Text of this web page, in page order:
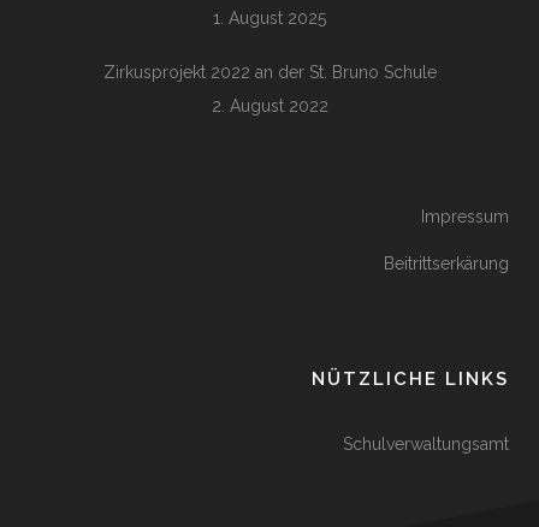
1. August 2025
Zirkusprojekt 2022 an der St. Bruno Schule
2. August 2022
Impressum
Beitrittserkärung
NÜTZLICHE LINKS
Schulverwaltungsamt